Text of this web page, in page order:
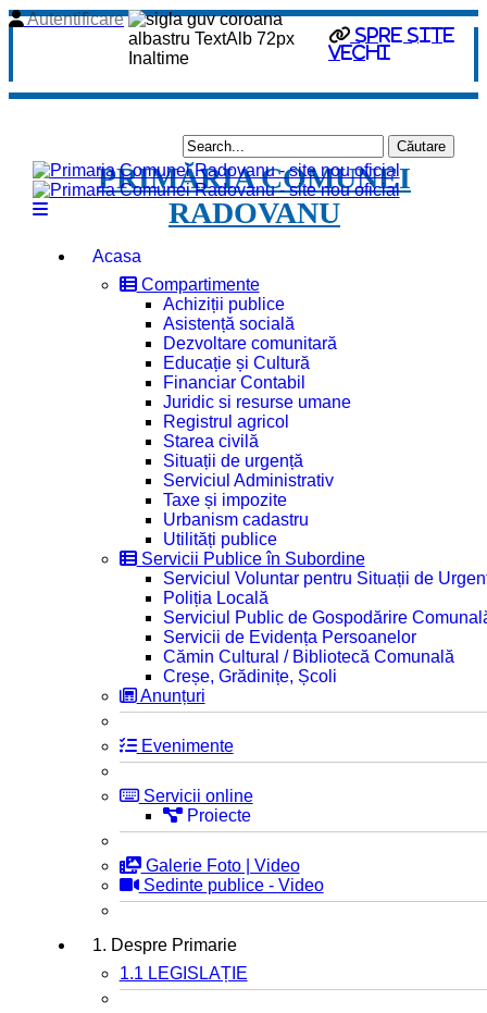
Spre site
vechi
Autentificare
PRIMĂRIA COMUNEI
RADOVANU
Acasa
Compartimente
Achiziții publice
Asistență socială
Dezvoltare comunitară
Educație și Cultură
Financiar Contabil
Juridic si resurse umane
Registrul agricol
Starea civilă
Situații de urgență
Serviciul Administrativ
Taxe și impozite
Urbanism cadastru
Utilități publice
Servicii Publice în Subordine
Serviciul Voluntar pentru Situații de
Poliția Locală
Serviciul Public de Gospodărire
Servicii de Evidența Persoanelor
Cămin Cultural / Bibliotecă Comunală
Creșe, Grădinițe, Școli
Anunțuri
Evenimente
Servicii online
Proiecte
Galerie Foto | Video
Sedinte publice - Video
1. Despre Primarie
1.1 LEGISLAȚIE